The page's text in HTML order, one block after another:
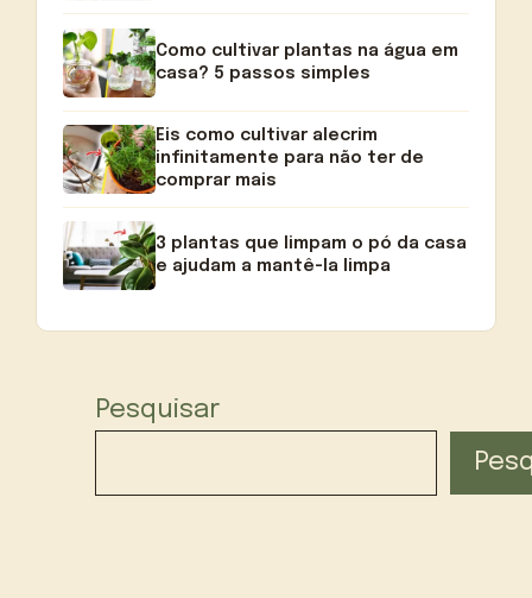
Como cultivar plantas na água em
casa? 5 passos simples
Eis como cultivar alecrim
infinitamente para não ter de
comprar mais
3 plantas que limpam o pó da casa
e ajudam a mantê-la limpa
Pesquisar